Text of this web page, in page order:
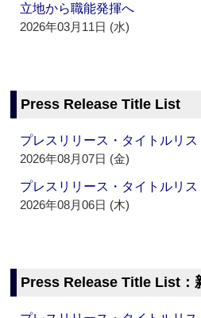
立地から職能発揮へ
2026年03月11日 (水)
Press Release Title List
プレスリリース・タイトルリ
2026年08月07日 (金)
プレスリリース・タイトルリ
2026年08月06日 (木)
Press Release Title List：